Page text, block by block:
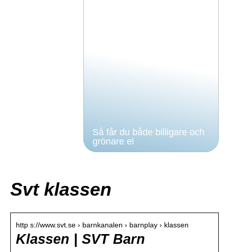
Så får du både billigare och
grönare el
Svt klassen
http s://www.svt.se › barnkanalen › barnplay › klassen
Klassen | SVT Barn